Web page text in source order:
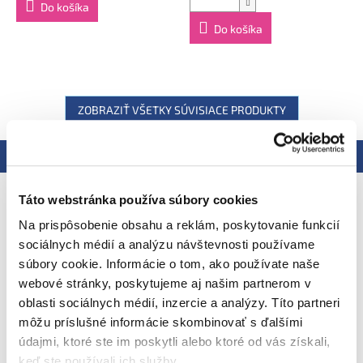
Táto webstránka používa súbory cookies
Na prispôsobenie obsahu a reklám, poskytovanie funkcií
sociálnych médií a analýzu návštevnosti používame
súbory cookie. Informácie o tom, ako používate naše
webové stránky, poskytujeme aj našim partnerom v
oblasti sociálnych médií, inzercie a analýzy. Títo partneri
môžu príslušné informácie skombinovať s ďalšími
údajmi, ktoré ste im poskytli alebo ktoré od vás získali,
teplote. Po otvorení skladujte v chladničke a spotrebujte do
48 hodín. Minimálna trvanlivosť do: viď zadná strana obalu.
Kapsičku môžete zmraziť - bude trochu studená, ale stále
Rotherfield Greys Henley-on-Thames RG9 4QG, Veľká
Británia. Oficiálny distribútor: Health Academy, s. r. o.,
Zbraslavská 22/49, 159 00, Praha, Česká republika.
Do košíka
Do košíka
ZOBRAZIŤ VŠETKY SÚVISIACE PRODUKTY
Podrobný popis
EAN
Ahoj, som 100% bio mangos kvapkou
citrónovej šťavy